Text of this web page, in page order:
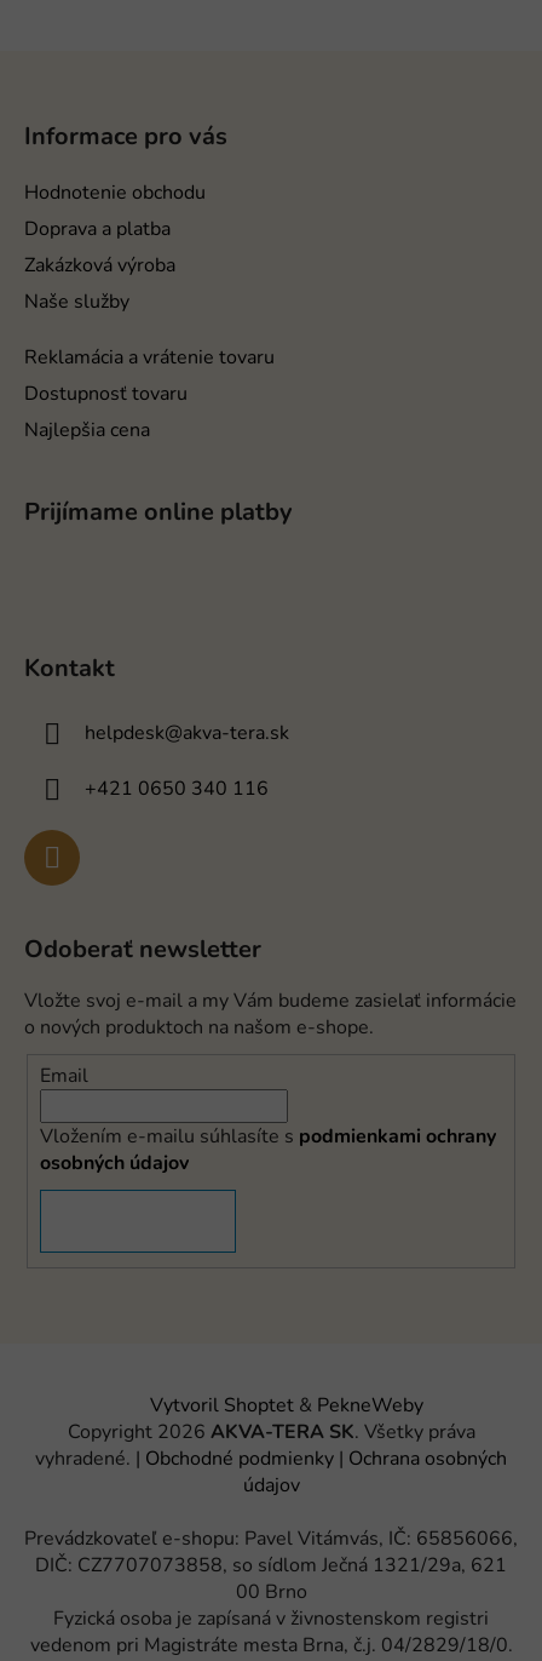
Informace pro vás
Hodnotenie obchodu
Doprava a platba
Zakázková výroba
Naše služby
Reklamácia a vrátenie tovaru
Dostupnosť tovaru
Najlepšia cena
Prijímame online platby
Kontakt
helpdesk@akva-tera.sk
+421 0650 340 116
Odoberať newsletter
Vložte svoj e-mail a my Vám budeme zasielať informácie
o nových produktoch na našom e-shope.
Email
Vložením e-mailu súhlasíte s podmienkami ochrany
osobných údajov
Vytvoril Shoptet& PekneWeby
Copyright 2026 AKVA-TERA SK. Všetky práva
vyhradené. | Obchodné podmienky | Ochrana osobných
údajov
Prevádzkovateľ e-shopu: Pavel Vitámvás, IČ: 65856066,
DIČ: CZ7707073858, so sídlom Ječná 1321/29a, 621
00 Brno
Fyzická osoba je zapísaná v živnostenskom registri
vedenom pri Magistráte mesta Brna, č.j. 04/2829/18/0.